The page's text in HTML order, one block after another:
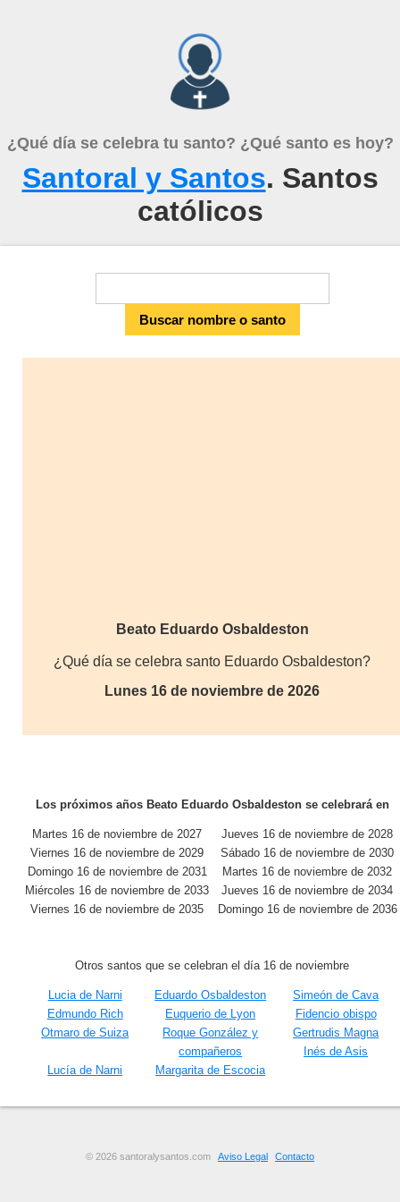
¿Qué día se celebra tu santo? ¿Qué santo es hoy?
Santoral y Santos. Santos
católicos
Beato Eduardo Osbaldeston
¿Qué día se celebra santo Eduardo Osbaldeston?
Lunes 16 de noviembre de 2026
Los próximos años Beato Eduardo Osbaldeston se celebrará en
Martes 16 de noviembre de 2027
Jueves 16 de noviembre de 2028
Viernes 16 de noviembre de 2029
Sábado 16 de noviembre de 2030
Domingo 16 de noviembre de 2031
Martes 16 de noviembre de 2032
Miércoles 16 de noviembre de 2033
Jueves 16 de noviembre de 2034
Viernes 16 de noviembre de 2035
Domingo 16 de noviembre de 2036
Otros santos que se celebran el día 16 de noviembre
Lucia de Narni Eduardo Osbaldeston
Simeón de Cava
Edmundo Rich
Euquerio de Lyon
Fidencio obispo
Otmaro de Suiza
Roque González y
compañeros
Gertrudis Magna
Inés de Asis
Lucía de Narni
Margarita de Escocia
© 2026 santoralysantos.com Aviso Legal Contacto